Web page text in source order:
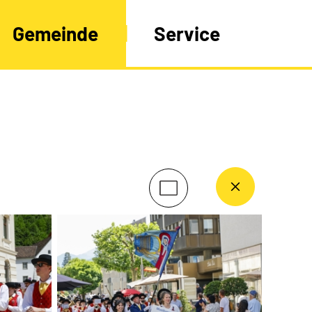
Gemeinde Service